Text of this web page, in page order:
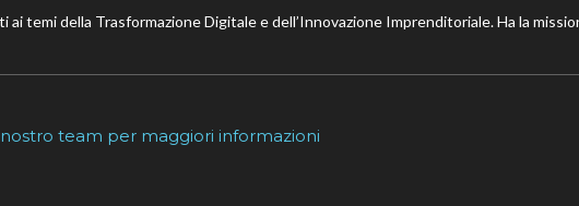
temi della Trasformazione Digitale e dell’Innovazione Imprenditoriale. Ha la
team per maggiori informazioni